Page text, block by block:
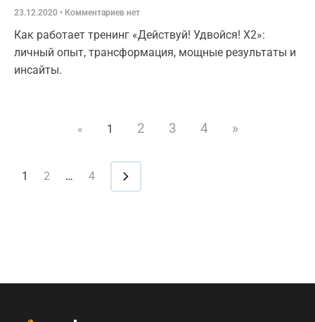
23.12.2020 Комментариев нет
Как работает тренинг «Действуй! Удвойся! Х2»:
личный опыт, трансформация, мощные результаты и
инсайты.
« 1 2 3 4 »
1 2 … 4